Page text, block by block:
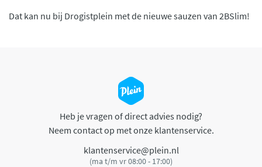
Dat kan nu bij Drogistplein met de nieuwe sauzen van 2BSlim!
Heb je vragen of direct advies nodig?
Neem contact op met onze klantenservice.
klantenservice@plein.nl
(ma t/m vr 08:00 - 17:00)